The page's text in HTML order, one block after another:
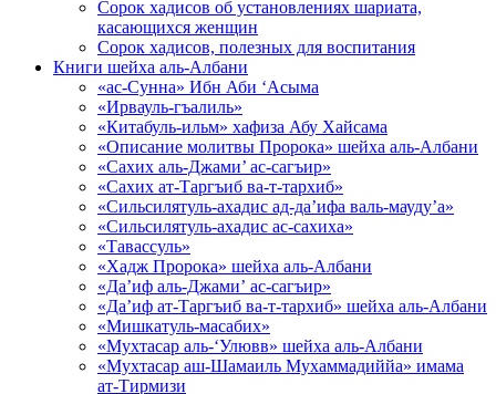
Сорок хадисов об установлениях шариата,
касающихся женщин
Сорок хадисов, полезных для воспитания
Книги шейха аль-Албани
«ас-Сунна» Ибн Аби ‘Асыма
«Ирвауль-гъалиль»
«Китабуль-ильм» хафиза Абу Хайсама
«Описание молитвы Пророка» шейха аль-Албани
«Сахих аль-Джами’ ас-сагъир»
«Сахих ат-Таргъиб ва-т-тархиб»
«Сильсилятуль-ахадис ад-да’ифа валь-мауду’а»
«Сильсилятуль-ахадис ас-сахиха»
«Тавассуль»
«Хадж Пророка» шейха аль-Албани
«Да’иф аль-Джами’ ас-сагъир»
«Да’иф ат-Таргъиб ва-т-тархиб» шейха аль-Албани
«Мишкатуль-масабих»
«Мухтасар аль-‘Улювв» шейха аль-Албани
«Мухтасар аш-Шамаиль Мухаммадиййа» имама
ат-Тирмизи